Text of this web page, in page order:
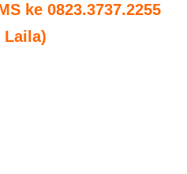
ke 0823.3737.2255
Laila)